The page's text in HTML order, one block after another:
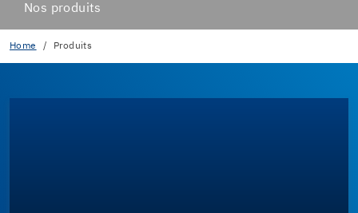
Nos produits
Home Produits